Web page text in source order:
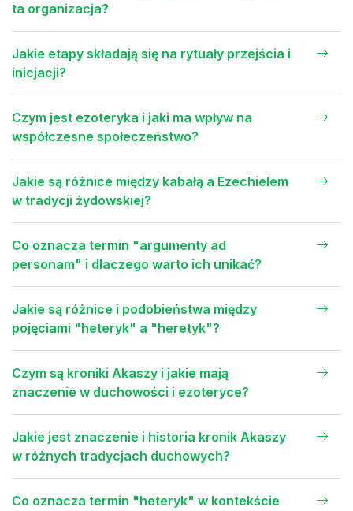
ta organizacja?
Jakie etapy składają się na rytuały przejścia i
inicjacji?
Czym jest ezoteryka i jaki ma wpływ na
współczesne społeczeństwo?
Jakie są różnice między kabałą a Ezechielem
w tradycji żydowskiej?
Co oznacza termin "argumenty ad
personam" i dlaczego warto ich unikać?
Jakie są różnice i podobieństwa między
pojęciami "heteryk" a "heretyk"?
Czym są kroniki Akaszy i jakie mają
znaczenie w duchowości i ezoteryce?
Jakie jest znaczenie i historia kronik Akaszy
w różnych tradycjach duchowych?
Co oznacza termin "heteryk" w kontekście